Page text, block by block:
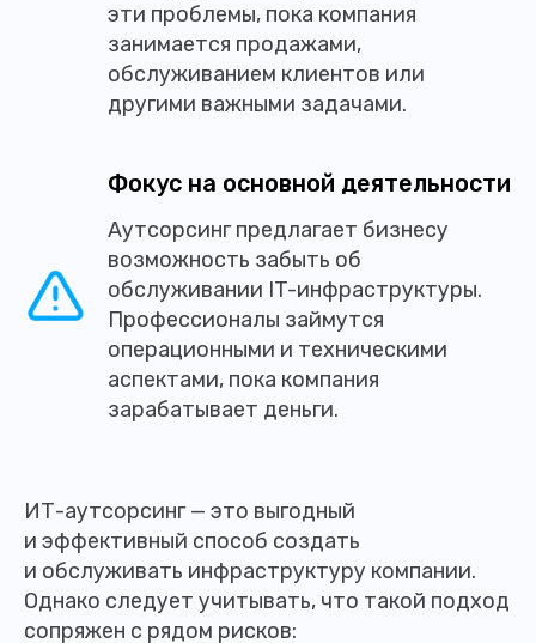
эти проблемы, пока компания
занимается продажами,
обслуживанием клиентов или
другими важными задачами.
Фокус на основной деятельности
Аутсорсинг предлагает бизнесу
возможность забыть об
обслуживании IT-инфраструктуры.
Профессионалы займутся
операционными и техническими
аспектами, пока компания
зарабатывает деньги.
ИТ-аутсорсинг — это выгодный
и эффективный способ создать
и обслуживать инфраструктуру компании.
Однако следует учитывать, что такой подход
сопряжен с рядом рисков: